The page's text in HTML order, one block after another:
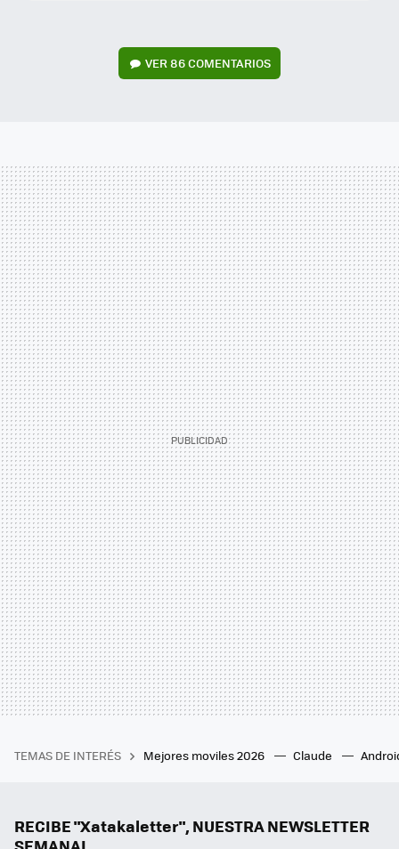
VER86 COMENTARIOS
TEMAS DE INTERÉS Mejores moviles 2026 Claude
RECIBE "Xatakaletter", NUESTRA NEWSLETTER